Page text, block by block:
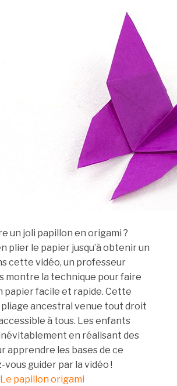
un joli papillon en origami ?
plier le papier jusqu’à obtenir un
cette vidéo, un professeur
montre la technique pour faire
papier facile et rapide. Cette
ancestral venue tout droit
à tous. Les enfants
en réalisant des
apprendre les bases de ce
vous guider par la vidéo !
papillon origami